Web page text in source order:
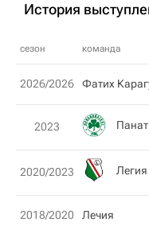
История
сезон команда
2026/2026 Фатих
2023
2020/2023 Легия
2018/2020 Лечия